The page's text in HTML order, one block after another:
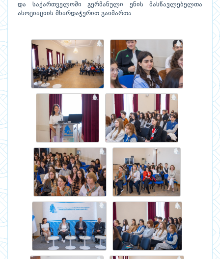
და საქართველოში გერმანული ენის მასწავლებელთა
ასოციაციის მხარდაჭერით გაიმართა.